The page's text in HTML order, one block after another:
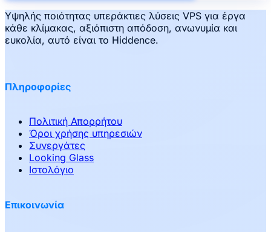
Υψηλής ποιότητας υπεράκτιες λύσεις VPS για έργα
κάθε κλίμακας, αξιόπιστη απόδοση, ανωνυμία και
ευκολία, αυτό είναι το Hiddence.
Πληροφορίες
Πολιτική Απορρήτου
Όροι χρήσης υπηρεσιών
Συνεργάτες
Looking Glass
Ιστολόγιο
Επικοινωνία